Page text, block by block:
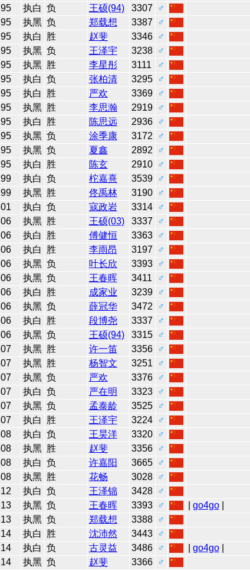
执白 负 王硕(94) 3307
♂
执黑 负 郑载想 3387
♂
执白 胜 赵斐 3346
♂
执黑 负 王泽宇 3238
♂
执黑 胜 李星彤 3111
♂
执白 负 张柏清 3295
♂
执白 胜 严欢 3369
♂
执黑 胜 李思瀚 2919
♂
执白 胜 陈思远 2936
♂
执黑 负 涂季康 3172
♂
执黑 负 夏鑫 2892
♂
执白 胜 陈玄 2910
♂
执白 负 柁嘉熹 3539
♂
执黑 胜 佟禹林 3190
♂
执白 负 寇政岩 3314
♂
执黑 胜 王硕(03) 3337
♂
执白 胜 傅健恒 3363
♂
执白 胜 李雨昂 3197
♂
执黑 负 叶长欣 3393
♂
执黑 负 王春晖 3411
♂
执白 胜 成家业 3239
♂
执黑 负 薛冠华 3472
♂
执白 胜 段博尧 3337
♂
执黑 负 王硕(94) 3315
♂
执黑 胜 许一笛 3356
♂
执黑 胜 杨智文 3251
♂
执黑 负 严欢 3376
♂
执白 负 严在明 3323
♂
执黑 负 孟泰龄 3525
♂
执白 胜 王泽宇 3224
♂
执白 负 王昊洋 3320
♂
执黑 胜 赵斐 3356
♂
执白 负 许嘉阳 3665
♂
执黑 胜 花畅 3028
♂
执白 负 王泽锦 3428
♂
执黑 负 王春晖 3393 ♂ go4go|
执黑 负 郑载想 3388
♂
执白 胜 沈沛然 3443
♂
执白 负 古灵益 3486 ♂ go4go|
执黑 负 赵斐 3366
♂